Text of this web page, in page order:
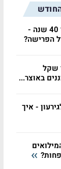
שילמתם לביטוח הלאומי 40 שנה -
הפרישה?
שקל
באוצר...
- איך